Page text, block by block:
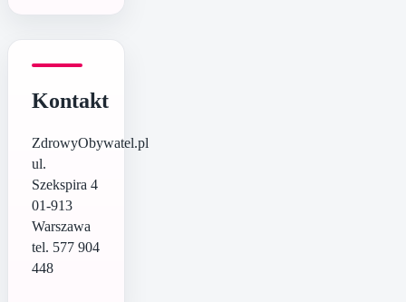
Kontakt
ZdrowyObywatel.pl
ul.
Szekspira 4
01-913
Warszawa
tel. 577 904
448